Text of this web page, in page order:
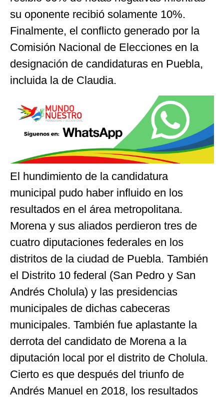
su oponente recibió solamente 10%.
Finalmente, el conflicto generado por la
Comisión Nacional de Elecciones en la
designación de candidaturas en Puebla,
incluida la de Claudia.
El hundimiento de la candidatura
municipal pudo haber influido en los
resultados en el área metropolitana.
Morena y sus aliados perdieron tres de
cuatro diputaciones federales en los
distritos de la ciudad de Puebla. También
el Distrito 10 federal (San Pedro y San
Andrés Cholula) y las presidencias
municipales de dichas cabeceras
municipales. También fue aplastante la
derrota del candidato de Morena a la
diputación local por el distrito de Cholula.
Cierto es que después del triunfo de
Andrés Manuel en 2018, los resultados